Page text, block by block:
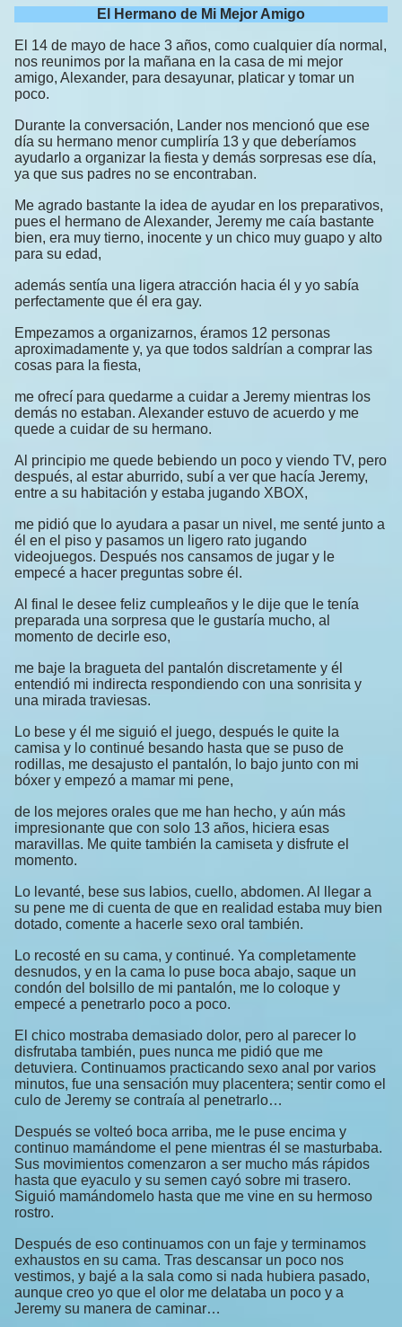
El Hermano de Mi Mejor Amigo
El 14 de mayo de hace 3 años, como cualquier día normal,
nos reunimos por la mañana en la casa de mi mejor
amigo, Alexander, para desayunar, platicar y tomar un
poco.
Durante la conversación, Lander nos mencionó que ese
día su hermano menor cumpliría 13 y que deberíamos
ayudarlo a organizar la fiesta y demás sorpresas ese día,
ya que sus padres no se encontraban.
Me agrado bastante la idea de ayudar en los preparativos,
pues el hermano de Alexander, Jeremy me caía bastante
bien, era muy tierno, inocente y un chico muy guapo y alto
para su edad,
además sentía una ligera atracción hacia él y yo sabía
perfectamente que él era gay.
Empezamos a organizarnos, éramos 12 personas
aproximadamente y, ya que todos saldrían a comprar las
cosas para la fiesta,
me ofrecí para quedarme a cuidar a Jeremy mientras los
demás no estaban. Alexander estuvo de acuerdo y me
quede a cuidar de su hermano.
Al principio me quede bebiendo un poco y viendo TV, pero
después, al estar aburrido, subí a ver que hacía Jeremy,
entre a su habitación y estaba jugando XBOX,
me pidió que lo ayudara a pasar un nivel, me senté junto a
él en el piso y pasamos un ligero rato jugando
videojuegos. Después nos cansamos de jugar y le
empecé a hacer preguntas sobre él.
Al final le desee feliz cumpleaños y le dije que le tenía
preparada una sorpresa que le gustaría mucho, al
momento de decirle eso,
me baje la bragueta del pantalón discretamente y él
entendió mi indirecta respondiendo con una sonrisita y
una mirada traviesas.
Lo bese y él me siguió el juego, después le quite la
camisa y lo continué besando hasta que se puso de
rodillas, me desajusto el pantalón, lo bajo junto con mi
bóxer y empezó a mamar mi pene,
de los mejores orales que me han hecho, y aún más
impresionante que con solo 13 años, hiciera esas
maravillas. Me quite también la camiseta y disfrute el
momento.
Lo levanté, bese sus labios, cuello, abdomen. Al llegar a
su pene me di cuenta de que en realidad estaba muy bien
dotado, comente a hacerle sexo oral también.
Lo recosté en su cama, y continué. Ya completamente
desnudos, y en la cama lo puse boca abajo, saque un
condón del bolsillo de mi pantalón, me lo coloque y
empecé a penetrarlo poco a poco.
El chico mostraba demasiado dolor, pero al parecer lo
disfrutaba también, pues nunca me pidió que me
detuviera. Continuamos practicando sexo anal por varios
minutos, fue una sensación muy placentera; sentir como el
culo de Jeremy se contraía al penetrarlo…
Después se volteó boca arriba, me le puse encima y
continuo mamándome el pene mientras él se masturbaba.
Sus movimientos comenzaron a ser mucho más rápidos
hasta que eyaculo y su semen cayó sobre mi trasero.
Siguió mamándomelo hasta que me vine en su hermoso
rostro.
Después de eso continuamos con un faje y terminamos
exhaustos en su cama. Tras descansar un poco nos
vestimos, y bajé a la sala como si nada hubiera pasado,
aunque creo yo que el olor me delataba un poco y a
Jeremy su manera de caminar…